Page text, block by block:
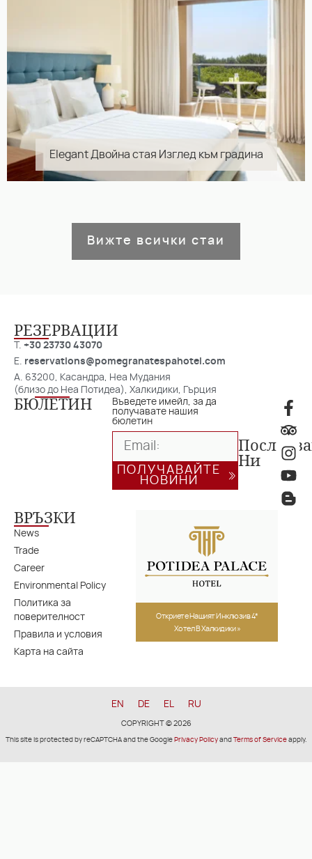
Elegant Двойна стая Изглед към градина
Вижте всички стаи
РЕЗЕРВАЦИИ
T. +30 23730 43070
E. reservations@pomegranatespahotel.com
A. 63200, Касандра, Неа Мудания
(близо до Неа Потидеа), Халкидики, Гърция
ВРЪЗКИ
News
Trade
Career
Environmental Policy
Политика за
поверителност
Правила и условия
Карта на сайта
БЮЛЕТИН
Въведете имейл, за да
получавате нашия
бюлетин
ПОЛУЧАВАЙТЕ
НОВИНИ
Ни
Откриете Нашият Инклюзив 4*
Хотел В Халкидики »
EN DE EL RU
COPYRIGHT © 2026
This site is protected by reCAPTCHA and the Google Privacy Policyand Terms of Serviceapply.